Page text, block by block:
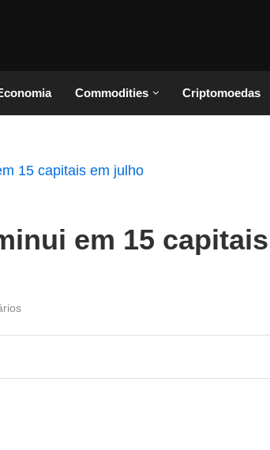
Commodities Criptomoedas
em 15 capitais